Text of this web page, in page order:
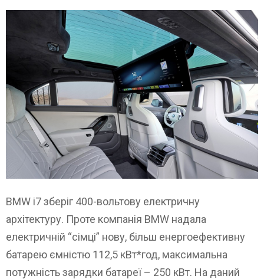
BMW i7 зберіг 400-вольтову електричну
архітектуру. Проте компанія BMW надала
електричній “сімці” нову, більш енергоефективну
батарею ємністю 112,5 кВт*год, максимальна
потужність зарядки батареї – 250 кВт. На даний